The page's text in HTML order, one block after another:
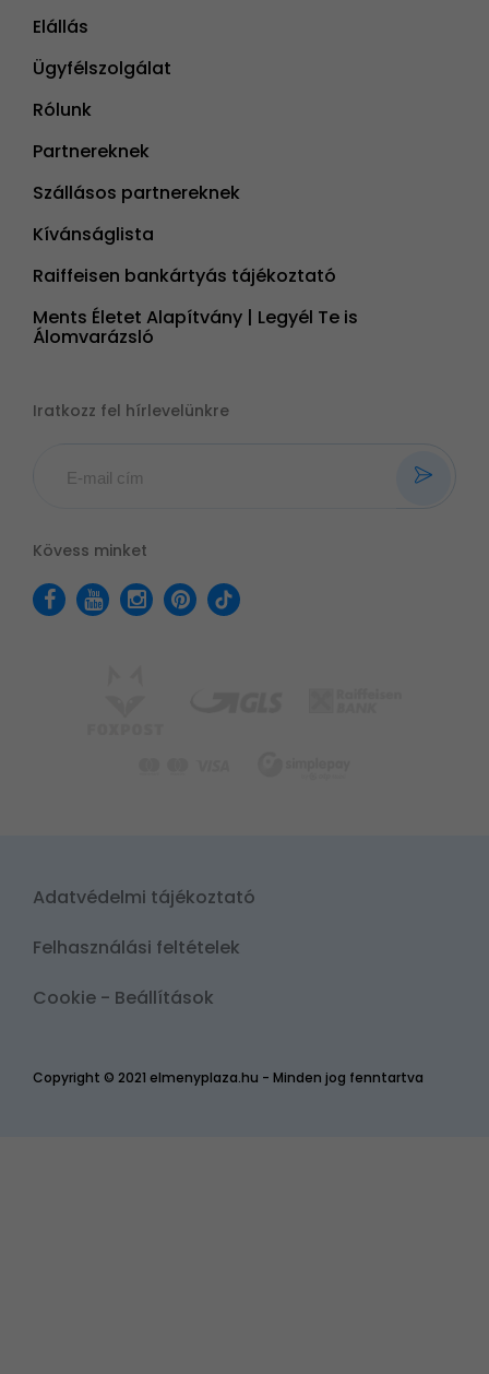
Elállás
Ügyfélszolgálat
Rólunk
Partnereknek
Szállásos partnereknek
Kívánságlista
Raiffeisen bankártyás tájékoztató
Ments Életet Alapítvány | Legyél Te is
Álomvarázsló
Iratkozz fel hírlevelünkre
Kövess minket
Copyright © 2021 elmenyplaza.hu - Minden jog fenntartva
Adatvédelmi tájékoztató
Felhasználási feltételek
Cookie - Beállítások